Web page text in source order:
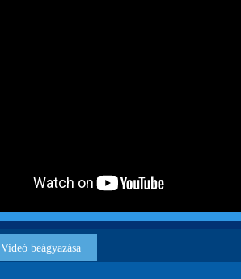
Videó beágyazása